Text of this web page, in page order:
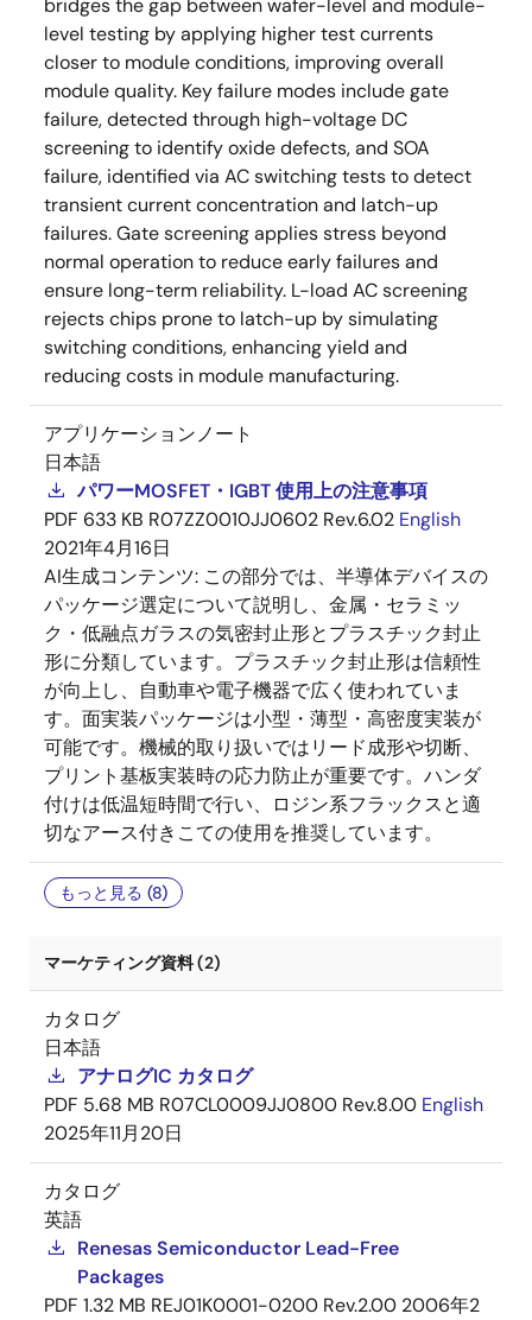
bridges the gap between wafer-level and module-
level testing by applying higher test currents
closer to module conditions, improving overall
module quality. Key failure modes include gate
failure, detected through high-voltage DC
screening to identify oxide defects, and SOA
failure, identified via AC switching tests to detect
transient current concentration and latch-up
failures. Gate screening applies stress beyond
normal operation to reduce early failures and
ensure long-term reliability. L-load AC screening
rejects chips prone to latch-up by simulating
switching conditions, enhancing yield and
reducing costs in module manufacturing.
アプリケーションノート
日本語
パワーMOSFET・IGBT 使用上の注意事項
PDF 633 KB R07ZZ0010JJ0602 Rev.6.02 English
2021年4月16日
AI生成コンテンツ: この部分では、半導体デバイスの
パッケージ選定について説明し、金属・セラミッ
ク・低融点ガラスの気密封止形とプラスチック封止
形に分類しています。プラスチック封止形は信頼性
が向上し、自動車や電子機器で広く使われていま
す。面実装パッケージは小型・薄型・高密度実装が
可能です。機械的取り扱いではリード成形や切断、
プリント基板実装時の応力防止が重要です。ハンダ
付けは低温短時間で行い、ロジン系フラックスと適
切なアース付きこての使用を推奨しています。
もっと見る (8)
マーケティング資料 (2)
カタログ
日本語
アナログIC カタログ
PDF 5.68 MB R07CL0009JJ0800 Rev.8.00 English
2025年11月20日
カタログ
英語
Renesas Semiconductor Lead-Free
Packages
PDF 1.32 MB REJ01K0001-0200 Rev.2.00 2006年2